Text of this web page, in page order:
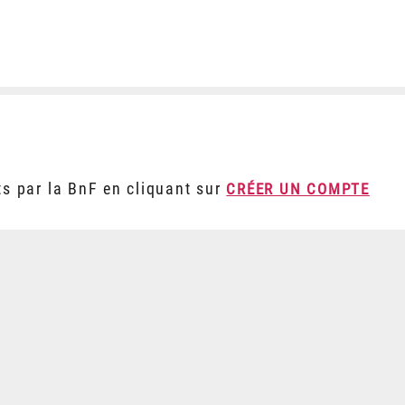
par la BnF en cliquant sur CRÉER UN COMPTE